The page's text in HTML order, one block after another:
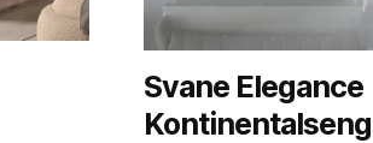
Svane Elegance
Kontinentalseng